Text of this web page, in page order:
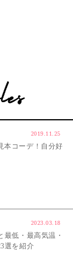
2019.11.25
本コーデ！自分好
2023.03.18
最低・最高気温・
選を紹介